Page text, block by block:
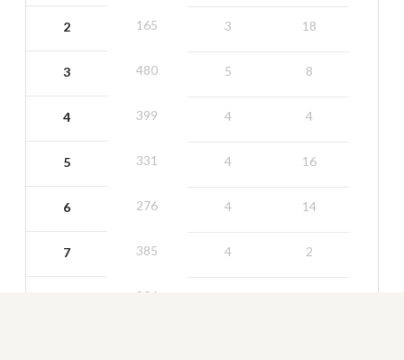
2
3
4
5
6
7
165
480
399
331
276
385
206
3
5
4
4
4
4
18
8
4
16
14
2